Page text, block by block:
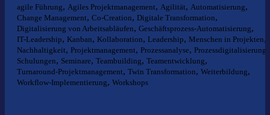
agile Führung, Agiles Projektmanagement, Agilität, Automatisierung,
Change Management, Co-Creation, Digitale Transformation,
Digitalisierung von Arbeitsabläufen, Geschäftsprozess-Automatisierung,
IT-Leadership, Kanban, Kollaboration, Leadership, Menschen in Projekten,
Nachhaltigkeit, Projektmanagement, Prozessanalyse, Prozessdigitalisierung
Schulungen, Seminare, Teambuilding, Teamentwicklung,
Turnaround-Projektmanagement, Twin Transformation, Weiterbildung,
Workflow-Implementierung, Workshops